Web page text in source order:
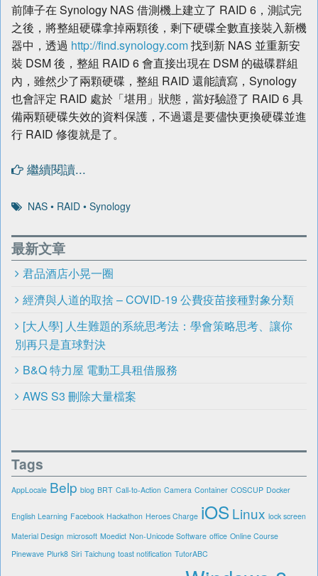
前陣子在 Synology NAS 借測機上建立了 RAID 6，測試完
之後，將整組硬碟拿掉兩顆後，剩下硬碟全數直接裝入新機
器中，透過 http://find.synology.com找到新 NAS 並重新安
裝 DSM 後，整組 RAID 6 會直接出現在 DSM 的磁碟群組
內，雖然少了兩顆硬碟，整組 RAID 還能讀寫，Synology
也會評定 RAID 處於「堪用」狀態，當好驗證了 RAID 6 具
備兩顆硬碟失效的資料保護，不過還是要儘快更換硬碟並進
行 RAID 修復就是了。
繼續閱讀...
NAS • RAID •Synology
最新文章
君品酒店小晃一圈
經濟與人道的取捨 – COVID-19 公費疫苗接種對象分類
[大人學] 人生難題的系統思考法：學會策略思考、讓你
別再只是直球對決
B&Q 特力屋 電動工具租借服務
AWS S3 刪除大量檔案
Tags
AppLocale Belp blog BRT Call-to-Action Camera Container COSCUP Docker
English Learning Facebook Hackathon Heroes Charge iOSLinux lock screen
Material Design microsoft Moedict Non-Unicode Software office Online Course
Pinewave Plurk8 Siri Taichung toast notification TutorABC